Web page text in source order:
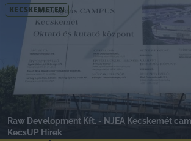
KECSKEMÉTEN
Raw Development Kft. - NJEA Kecskemét
KecsUP Hírek